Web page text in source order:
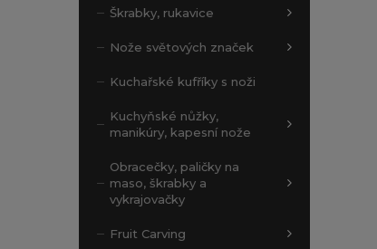
Škrabky, rukavice
Nože světových značek
Kuchařské kufříky s noži
Kuchyňské nůžky,
manikúry, kapesní nože
Obracečky, paličky na
maso, škrabky a
vykrajovačky
Fruit Carving